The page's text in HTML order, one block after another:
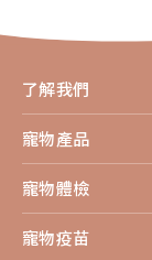
了解我們
寵物產品
寵物體檢
寵物疫苗